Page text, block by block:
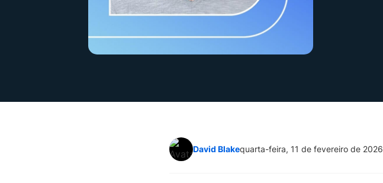
David Blakequarta-feira, 11 de fevereiro de 2026